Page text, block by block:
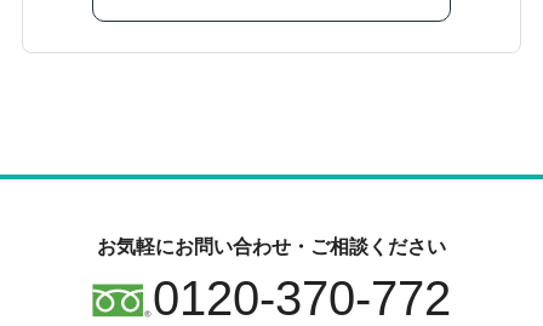
お気軽にお問い合わせ・ご相談ください
0120-370-772